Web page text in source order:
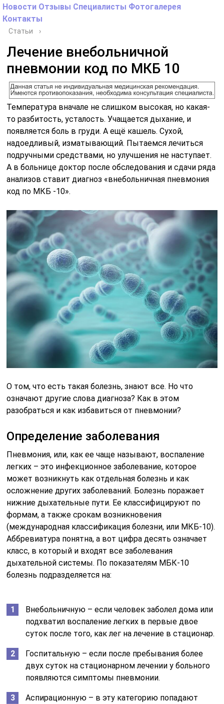
Новости Отзывы Специалисты Фотогалерея
Контакты
Статьи ›
Лечение внебольничной
пневмонии код по МКБ 10
Температура вначале не слишком высокая, но какая-
то разбитость, усталость. Учащается дыхание, и
появляется боль в груди. А ещё кашель. Сухой,
надоедливый, изматывающий. Пытаемся лечиться
подручными средствами, но улучшения не наступает.
А в больнице доктор после обследования и сдачи ряда
анализов ставит диагноз «внебольничная пневмония
код по МКБ -10».
О том, что есть такая болезнь, знают все. Но что
означают другие слова диагноза? Как в этом
разобраться и как избавиться от пневмонии?
Определение заболевания
Пневмония, или, как ее чаще называют, воспаление
легких – это инфекционное заболевание, которое
может возникнуть как отдельная болезнь и как
осложнение других заболеваний. Болезнь поражает
нижние дыхательные пути. Ее классифицируют по
формам, а также срокам возникновения
(международная классификация болезни, или МКБ-10).
Аббревиатура понятна, а вот цифра десять означает
класс, в который и входят все заболевания
дыхательной системы. По показателям МБК-10
болезнь подразделяется на:
Внебольничную – если человек заболел дома или
подхватил воспаление легких в первые двое
суток после того, как лег на лечение в стационар.
Госпитальную – если после пребывания более
двух суток на стационарном лечении у больного
появляются симптомы пневмонии.
Аспирационную – в эту категорию попадают